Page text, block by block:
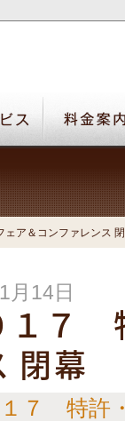
ェア＆コンファレンス
月14日
１７
閉幕
１７ 特許